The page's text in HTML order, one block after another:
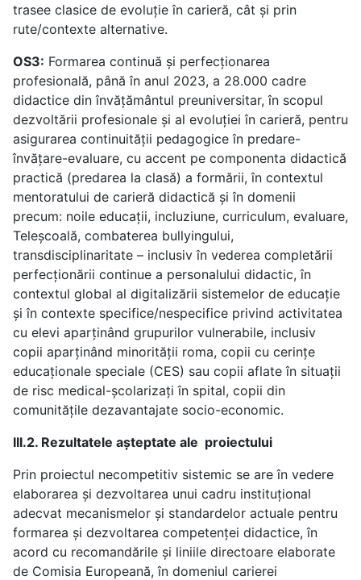
trasee clasice de evoluție în carieră, cât și prin
rute/contexte alternative.
OS3: Formarea continuă și perfecționarea
profesională, până în anul 2023, a 28.000 cadre
didactice din învățământul preuniversitar, în scopul
dezvoltării profesionale și al evoluției în carieră, pentru
asigurarea continuității pedagogice în predare-
învățare-evaluare, cu accent pe componenta didactică
practică (predarea la clasă) a formării, în contextul
mentoratului de carieră didactică și în domenii
precum: noile educații, incluziune, curriculum, evaluare,
Teleșcoală, combaterea bullyingului,
transdisciplinaritate – inclusiv în vederea completării
perfecționării continue a personalului didactic, în
contextul global al digitalizării sistemelor de educație
și în contexte specifice/nespecifice privind activitatea
cu elevi aparținând grupurilor vulnerabile, inclusiv
copii aparținând minorității roma, copii cu cerințe
educaționale speciale (CES) sau copii aflate în situații
de risc medical-școlarizați în spital, copii din
comunitățile dezavantajate socio-economic.
III.2. Rezultatele așteptate ale proiectului
Prin proiectul necompetitiv sistemic se are în vedere
elaborarea și dezvoltarea unui cadru instituțional
adecvat mecanismelor și standardelor actuale pentru
formarea și dezvoltarea competenței didactice, în
acord cu recomandările și liniile directoare elaborate
de Comisia Europeană, în domeniul carierei